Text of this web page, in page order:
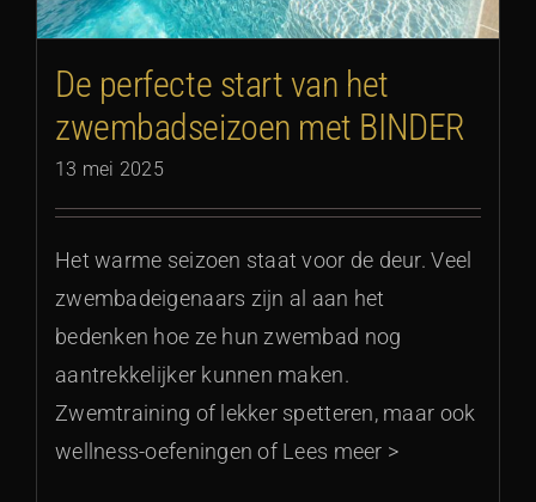
De perfecte start van het
zwembadseizoen met BINDER
13 mei 2025
Het warme seizoen staat voor de deur. Veel
zwembadeigenaars zijn al aan het
bedenken hoe ze hun zwembad nog
aantrekkelijker kunnen maken.
Zwemtraining of lekker spetteren, maar ook
wellness-oefeningen of Lees meer >